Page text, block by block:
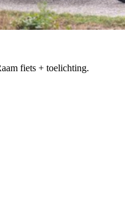
fiets + toelichting.